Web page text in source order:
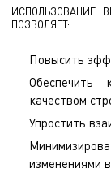
ИСПОЛЬЗОВАНИЕ
ПОЗВОЛЯЕТ:
Повысить
Обеспечить
качеством
Упростить
изменениями